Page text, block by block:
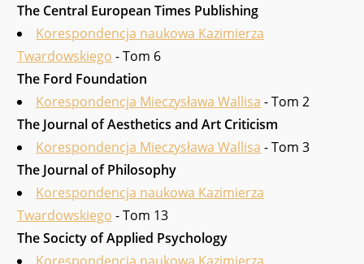
The Cen­tral European Times Publishing
Korespondencja naukowa Kazimierza
Twardowskiego - Tom 6
The Ford Foundation
Korespondencja Mieczysława Wallisa - Tom 2
The Journal of Aesthetics and Art Criticism
Korespondencja Mieczysława Wallisa - Tom 3
The Journal of Philosophy
Korespondencja naukowa Kazimierza
Twardowskiego - Tom 13
The Socicty of Applied Psychology